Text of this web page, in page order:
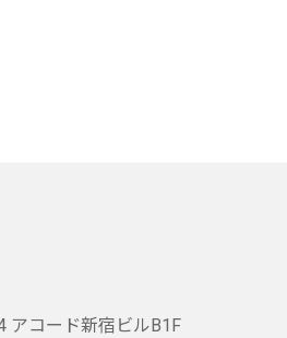
アコード新宿ビルB1F